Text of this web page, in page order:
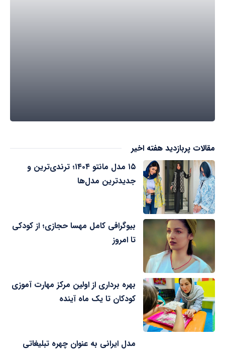
مقالات پربازدید هفته اخیر
۱۵ مدل مانتو ۱۴۰۴؛ ترندی‌ترین و
جدیدترین مدل‌ها
بیوگرافی کامل مهسا حجازی؛ از کودکی
تا امروز
بهره برداری از اولین مرکز مهارت آموزی
کودکان تا یک ماه آینده
مدل ایرانی به عنوان چهره تبلیغاتی